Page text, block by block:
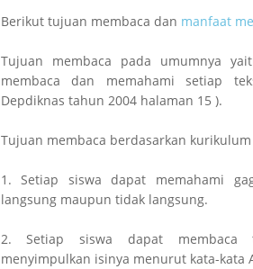
Berikut tujuan membaca dan manfaat
Tujuan membaca pada umumnya
membaca dan memahami setiap
Depdiknas tahun 2004 halaman 15 ).
Tujuan membaca berdasarkan
1. Setiap siswa dapat memahami
langsung maupun tidak langsung.
2. Setiap siswa dapat membaca
menyimpulkan isinya menurut kata-kata